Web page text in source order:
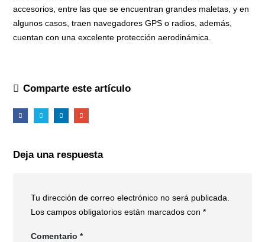
accesorios, entre las que se encuentran grandes maletas, y en
algunos casos, traen navegadores GPS o radios, además,
cuentan con una excelente protección aerodinámica.
Comparte este artículo
Deja una respuesta
Tu dirección de correo electrónico no será publicada.
Los campos obligatorios están marcados con*
Comentario*